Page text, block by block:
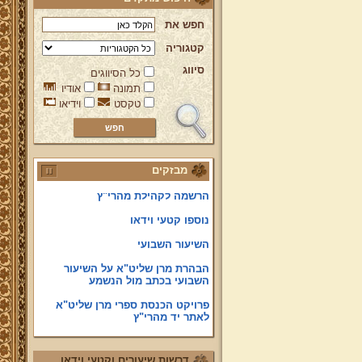
חפש את
קטגוריה
סיווג
כל הסיווגים
תמונה
אודיו
טקסט
וידיאו
מבזקים
פניה נרגשת אל אחינו בני עדת תימן
יע"א די בכל אתר ואתר
טופס הוראת קבע
לוח לימוד "עמוד יומי" בספר הזוהר
הקדוש
קול קורא לעמוד על משמר מסורת
ק"ק תימן יע"א וחיזוקה
ה"ה יהודה דהרי הי"ו
הבהרת מרן שליט"א על השיעור
השבועי בכתב מול הנשמע
פרויקט הכנסת ספרי מרן שליט"א
לאתר יד מהרי"ץ
פרויקט הכנסת מאמרי מרן שליט"א
הפזורים על פני עשרות שנים לאתר